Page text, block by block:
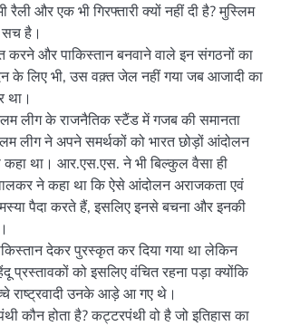
रैली और एक भी गिरफ्तारी क्यों नहीं दी है? मुस्लिम
सच है।
करने और पाकिस्तान बनवाने वाले इन संगठनों का
के लिए भी, उस वक़्त जेल नहीं गया जब आजादी का
था।
लीग के राजनैतिक स्टैंड में गजब की समानता
लीग ने अपने समर्थकों को भारत छोड़ों आंदोलन
कहा था। आर.एस.एस. ने भी बिल्कुल वैसा ही
ने कहा था कि ऐसे आंदोलन अराजकता एवं
पैदा करते हैं, इसलिए इनसे बचना और इनकी
देकर पुरस्कृत कर दिया गया था लेकिन
हिंदू प्रस्तावकों को इसलिए वंचित रहना पड़ा क्योंकि
राष्ट्रवादी उनके आड़े आ गए थे।
कौन होता है? कट्टरपंथी वो है जो इतिहास का